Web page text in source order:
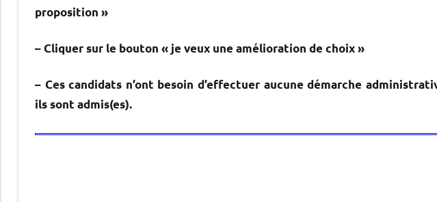
proposition »
– Cliquer sur le bouton « je veux une amélioration de choix »
– Ces candidats n’ont besoin d’effectuer aucune démarche
ils sont admis(es).